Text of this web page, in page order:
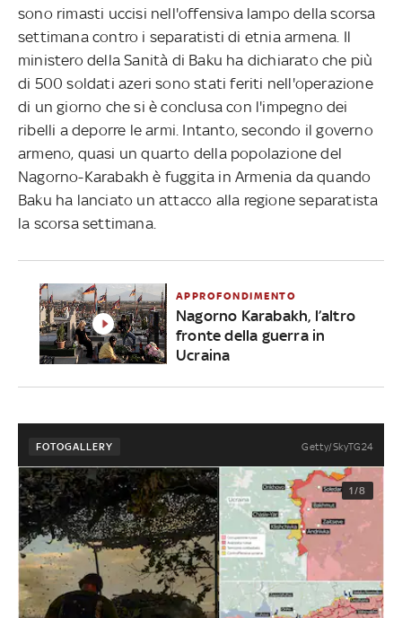
sono rimasti uccisi nell'offensiva lampo della scorsa
settimana contro i separatisti di etnia armena. Il
ministero della Sanità di Baku ha dichiarato che più
di 500 soldati azeri sono stati feriti nell'operazione
di un giorno che si è conclusa con l'impegno dei
ribelli a deporre le armi. Intanto, secondo il governo
armeno, quasi un quarto della popolazione del
Nagorno-Karabakh è fuggita in Armenia da quando
Baku ha lanciato un attacco alla regione separatista
la scorsa settimana.
APPROFONDIMENTO
Nagorno Karabakh, l’altro
fronte della guerra in
Ucraina
FOTOGALLERY Getty/SkyTG24
1/8